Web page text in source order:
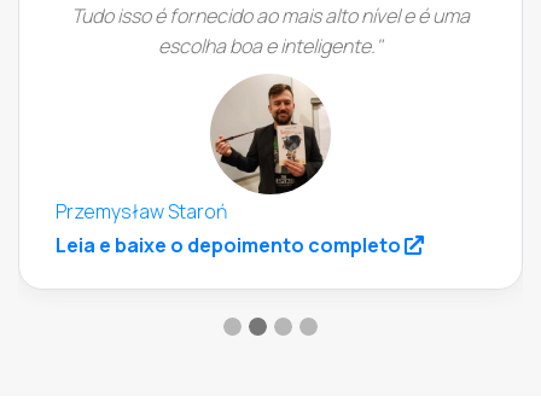
Tudo isso é fornecido ao mais alto nível e é uma
escolha boa e inteligente."
Przemysław Staroń
Leia e baixe o depoimento completo
(opens in a